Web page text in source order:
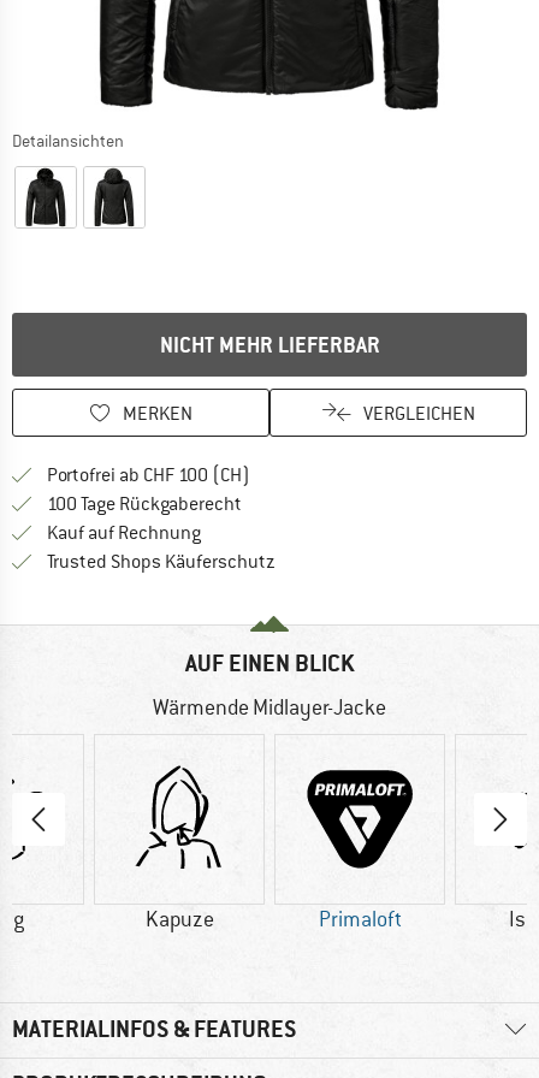
Detailansichten
NICHT MEHR LIEFERBAR
MERKEN VERGLEICHEN
Portofrei ab CHF 100 (CH)
100 Tage Rückgaberecht
Kauf auf RechnungFinde die Zahlungs-Infos hier! Öffnet
Trusted Shops Käuferschutz
AUF EINEN BLICK
Wärmende Midlayer-Jacke
g Kapuze Primaloft
MATERIALINFOS & FEATURES